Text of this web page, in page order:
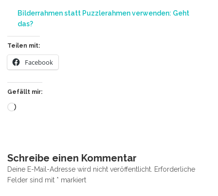
Bilderrahmen statt Puzzlerahmen verwenden: Geht
das?
Teilen mit:
Facebook
Gefällt mir:
Wird
Schreibe einen Kommentar
Deine E-Mail-Adresse wird nicht veröffentlicht. Erforderliche
Felder sind mit * markiert